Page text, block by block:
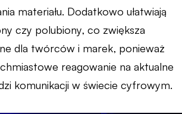
materiału. Dodatkowo ułatwiają
czy polubiony, co zwiększa
dla twórców i marek, ponieważ
reagowanie na aktualne
komunikacji w świecie cyfrowym.